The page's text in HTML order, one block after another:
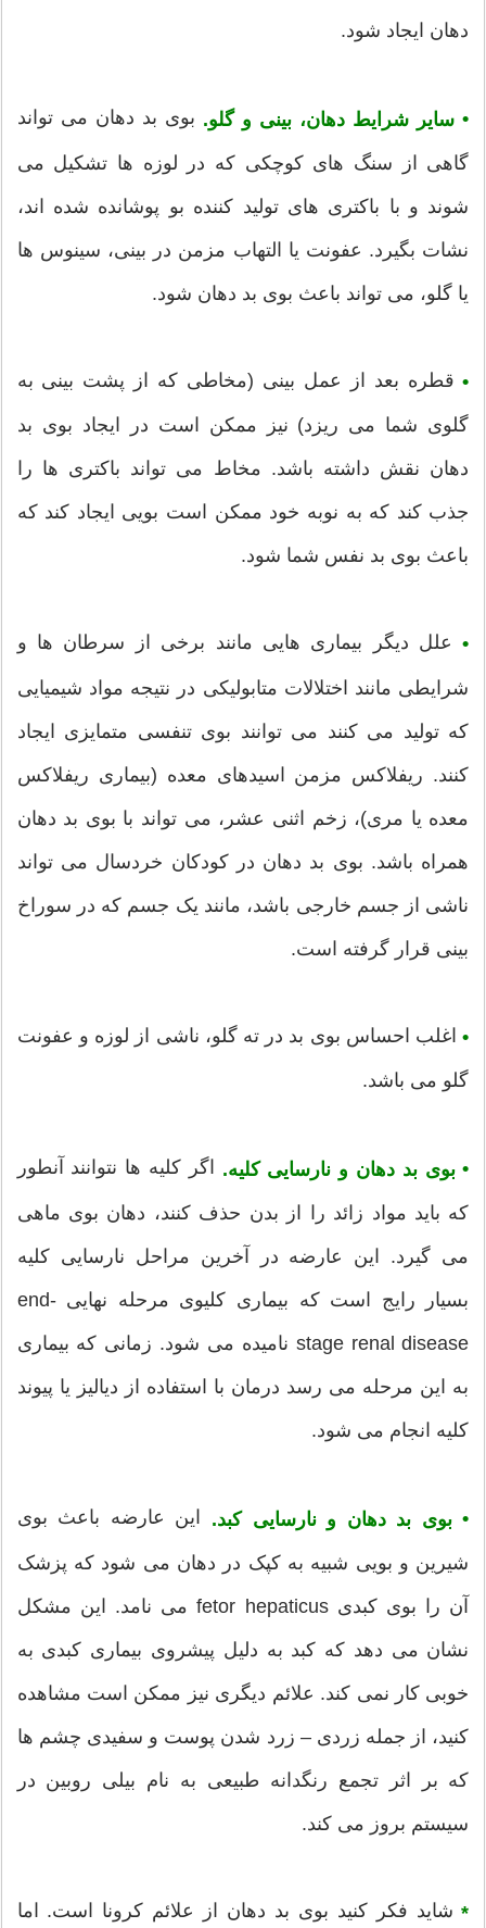
دهان ایجاد شود.
• سایر شرایط دهان، بینی و گلو. بوی بد دهان می تواند
گاهی از سنگ های کوچکی که در لوزه ها تشکیل می
شوند و با باکتری های تولید کننده بو پوشانده شده اند،
نشات بگیرد. عفونت یا التهاب مزمن در بینی، سینوس ها
یا گلو، می تواند باعث بوی بد دهان شود.
• قطره بعد از عمل بینی (مخاطی که از پشت بینی به
گلوی شما می ریزد) نیز ممکن است در ایجاد بوی بد
دهان نقش داشته باشد. مخاط می تواند باکتری ها را
جذب کند که به نوبه خود ممکن است بویی ایجاد کند که
باعث بوی بد نفس شما شود.
• علل دیگر بیماری هایی مانند برخی از سرطان ها و
شرایطی مانند اختلالات متابولیکی در نتیجه مواد شیمیایی
که تولید می کنند می توانند بوی تنفسی متمایزی ایجاد
کنند. ریفلاکس مزمن اسیدهای معده (بیماری ریفلاکس
معده یا مری)، زخم اثنی عشر، می تواند با بوی بد دهان
همراه باشد. بوی بد دهان در کودکان خردسال می تواند
ناشی از جسم خارجی باشد، مانند یک جسم که در سوراخ
بینی قرار گرفته است.
• اغلب احساس بوی بد در ته گلو، ناشی از لوزه و عفونت
گلو می باشد.
• بوی بد دهان و نارسایی کلیه. اگر کلیه ها نتوانند آنطور
که باید مواد زائد را از بدن حذف کنند، دهان بوی ماهی
می گیرد. این عارضه در آخرین مراحل نارسایی کلیه
بسیار رایج است که بیماری کلیوی مرحله نهایی end-
stage renal disease نامیده می شود. زمانی که بیماری
به این مرحله می رسد درمان با استفاده از دیالیز یا پیوند
کلیه انجام می شود.
• بوی بد دهان و نارسایی کبد. این عارضه باعث بوی
شیرین و بویی شبیه به کپک در دهان می شود که پزشک
آن را بوی کبدی fetor hepaticus می نامد. این مشکل
نشان می دهد که کبد به دلیل پیشروی بیماری کبدی به
خوبی کار نمی کند. علائم دیگری نیز ممکن است مشاهده
کنید، از جمله زردی – زرد شدن پوست و سفیدی چشم ها
که بر اثر تجمع رنگدانه طبیعی به نام بیلی روبین در
سیستم بروز می کند.
* شاید فکر کنید بوی بد دهان از علائم کرونا است. اما